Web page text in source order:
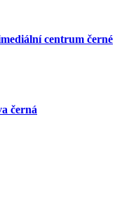
centrum černé
černá